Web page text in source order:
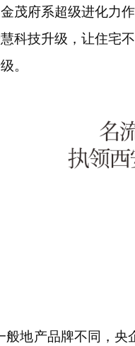
茂府系超级进化力
科技升级，让住宅
。
般地产品牌不同，